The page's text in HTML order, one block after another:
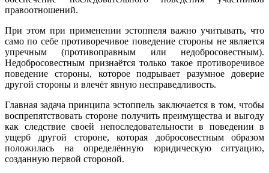
правоотношений.
При этом при применении эстоппеля важно учитывать, что
само по себе противоречивое поведение стороны не является
упречным (противоправным или недобросовестным).
Недобросовестным признаётся только такое противоречивое
поведение стороны, которое подрывает разумное доверие
другой стороны и влечёт явную несправедливость.
Главная задача принципа эстоппель заключается в том, чтобы
воспрепятствовать стороне получить преимущества и выгоду
как следствие своей непоследовательности в поведении в
ущерб другой стороне, которая добросовестным образом
положилась на определённую юридическую ситуацию,
созданную первой стороной.